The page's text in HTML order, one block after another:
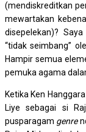
(mendiskreditkan
mewartakan
disepelekan)?
“tidak seimbang”
Hampir semua
pemuka agama
Ketika Ken
Liye sebagai si
pusparagam genre